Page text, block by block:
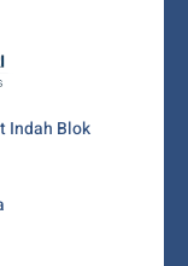
Indah Blok